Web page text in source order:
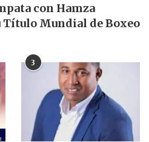
con Hamza
Título Mundial de Boxeo
3